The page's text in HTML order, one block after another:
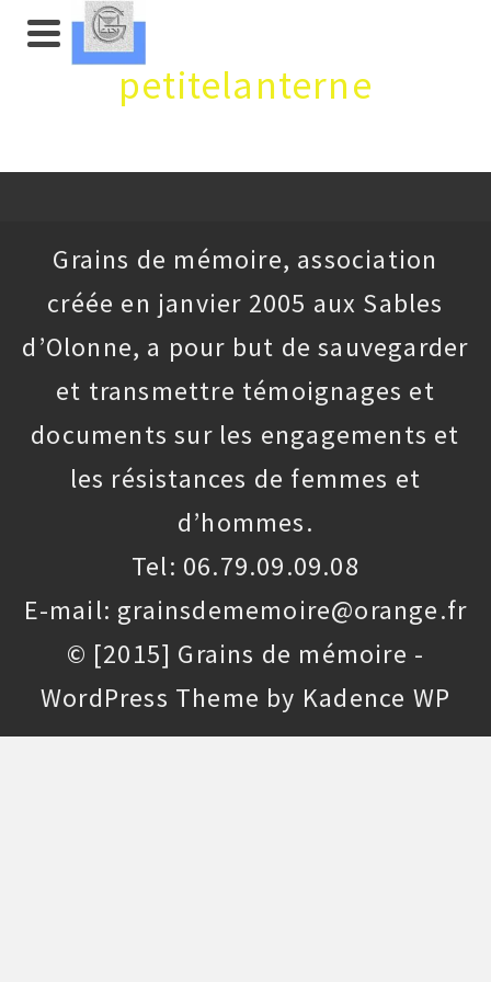
petitelanterne
Grains de mémoire, association
créée en janvier 2005 aux Sables
d’Olonne, a pour but de sauvegarder
et transmettre témoignages et
documents sur les engagements et
les résistances de femmes et
d’hommes.
Tel: 06.79.09.09.08
E-mail: grainsdememoire@orange.fr
© [2015] Grains de mémoire -
WordPress Theme by Kadence WP